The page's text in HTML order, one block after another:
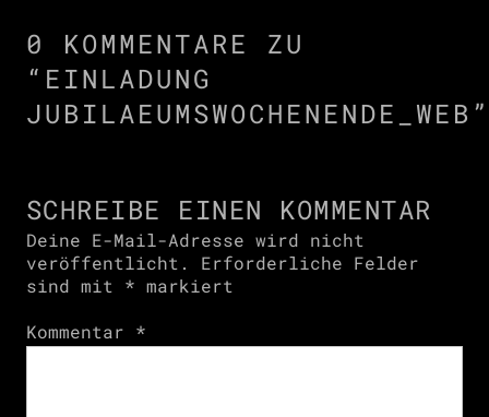
0 KOMMENTARE ZU
“ EINLADUNG
JUBILAEUMSWOCHENENDE_WEB ”
SCHREIBE EINEN KOMMENTAR
Deine E-Mail-Adresse wird nicht
veröffentlicht.
Erforderliche Felder
sind mit * markiert
Kommentar *